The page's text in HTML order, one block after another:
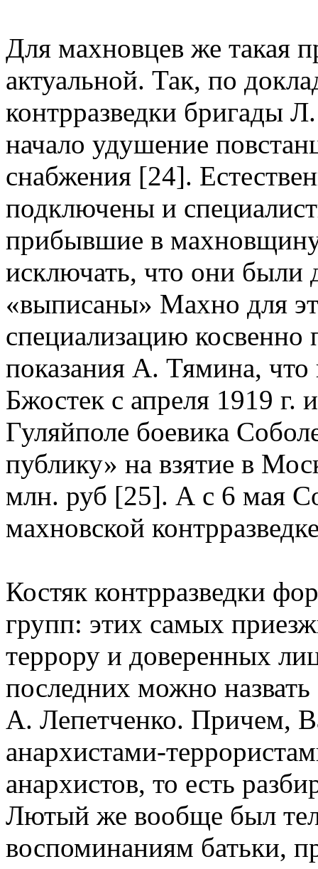
Для махновцев же такая
актуальной. Так, по
контрразведки бригады
начало удушение
снабжения [24].
подключены и
прибывшие в
исключать, что они были
«выписаны» Махно для
специализацию
показания А. Тямина,
Бжостек с апреля 1919 г.
Гуляйполе боевика
публику» на взятие в
млн. руб [25]. А с 6 мая
махновской
Костяк контрразведки
групп: этих самых
террору и доверенных
последних можно
А. Лепетченко. Причем,
анархистами-
анархистов, то есть
Лютый же вообще был
воспоминаниям батьки,